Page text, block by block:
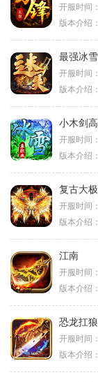
开服时间：
版本介绍：
最强冰雪
开服时间：
版本介绍：
小木剑
开服时间：
版本介绍：
复古大
开服时间：
版本介绍：
江南
开服时间：
版本介绍：
恐龙扛
开服时间：
版本介绍：